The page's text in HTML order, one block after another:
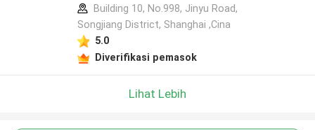
Building 10, No.998, Jinyu Road,
Songjiang District, Shanghai ,Cina
5.0
Diverifikasi pemasok
Lihat Lebih